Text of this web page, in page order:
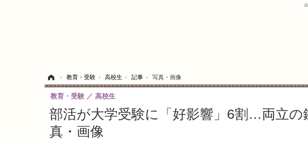
› 教育・受験 › 高校生 › 記事 › 写真・画像
部活が大学受験に「好影響」6割…両立の
真・画像
教育・受験 高校生